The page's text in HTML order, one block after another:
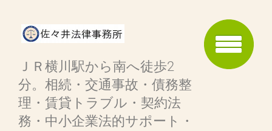
ＪＲ横川駅から南へ徒歩2
分。相続・交通事故・債務整
理・賃貸トラブル・契約法
務・中小企業法的サポート・